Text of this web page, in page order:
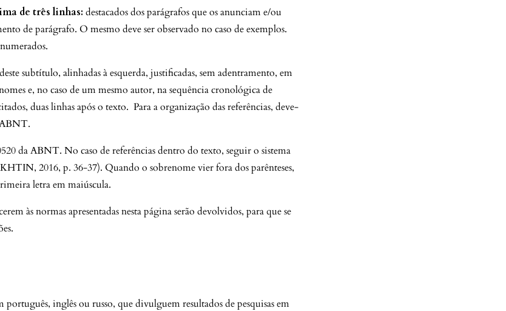
de três linhas: destacados dos parágrafos que os anunciam e/ou
de parágrafo. O mesmo deve ser observado no caso de exemplos.
subtítulo, alinhadas à esquerda, justificadas, sem adentramento, em
e, no caso de um mesmo autor, na sequência cronológica de
duas linhas após o texto. Para a organização das referências, deve-
da ABNT. No caso de referências dentro do texto, seguir o sistema
2016, p. 36-37). Quando o sobrenome vier fora dos parênteses,
letra em maiúscula.
às normas apresentadas nesta página serão devolvidos, para que se
inglês ou russo, que divulguem resultados de pesquisas em